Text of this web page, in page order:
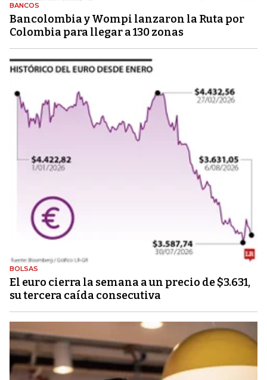
BANCOS
Bancolombia y Wompi lanzaron la Ruta por
Colombia para llegar a 130 zonas
BOLSAS
El euro cierra la semana a un precio de $3.631,
su tercera caída consecutiva